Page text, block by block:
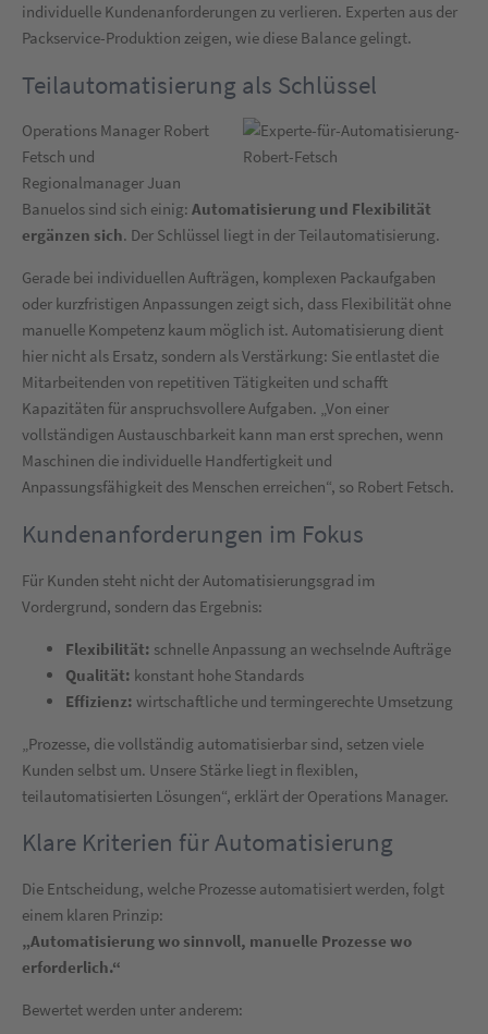
individuelle Kundenanforderungen zu verlieren. Experten aus der
Packservice-Produktion zeigen, wie diese Balance gelingt.
Teilautomatisierung als Schlüssel
Operations Manager Robert
Fetsch und
Regionalmanager Juan
Banuelos sind sich einig: Automatisierung und Flexibilität
ergänzen sich. Der Schlüssel liegt in der Teilautomatisierung.
Gerade bei individuellen Aufträgen, komplexen Packaufgaben
oder kurzfristigen Anpassungen zeigt sich, dass Flexibilität ohne
manuelle Kompetenz kaum möglich ist. Automatisierung dient
hier nicht als Ersatz, sondern als Verstärkung: Sie entlastet die
Mitarbeitenden von repetitiven Tätigkeiten und schafft
Kapazitäten für anspruchsvollere Aufgaben. „Von einer
vollständigen Austauschbarkeit kann man erst sprechen, wenn
Maschinen die individuelle Handfertigkeit und
Anpassungsfähigkeit des Menschen erreichen“, so Robert Fetsch.
Kundenanforderungen im Fokus
Für Kunden steht nicht der Automatisierungsgrad im
Vordergrund, sondern das Ergebnis:
Flexibilität: schnelle Anpassung an wechselnde Aufträge
Qualität: konstant hohe Standards
Effizienz: wirtschaftliche und termingerechte Umsetzung
„Prozesse, die vollständig automatisierbar sind, setzen viele
Kunden selbst um. Unsere Stärke liegt in flexiblen,
teilautomatisierten Lösungen“, erklärt der Operations Manager.
Klare Kriterien für Automatisierung
Die Entscheidung, welche Prozesse automatisiert werden, folgt
einem klaren Prinzip:
„Automatisierung wo sinnvoll, manuelle Prozesse wo
erforderlich.“
Bewertet werden unter anderem: